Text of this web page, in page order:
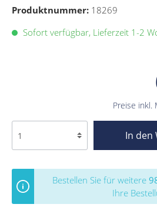
Produktnummer: 18269
Preise inkl.
Sofort verfügbar, Lieferzeit 1-2
In
Bestellen Sie für weitere
Ihre